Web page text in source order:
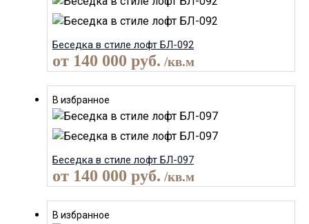
Беседка в стиле лофт БЛ-092
от 140 000 руб. /кв.м
В избранное
Беседка в стиле лофт БЛ-097
от 140 000 руб. /кв.м
В избранное